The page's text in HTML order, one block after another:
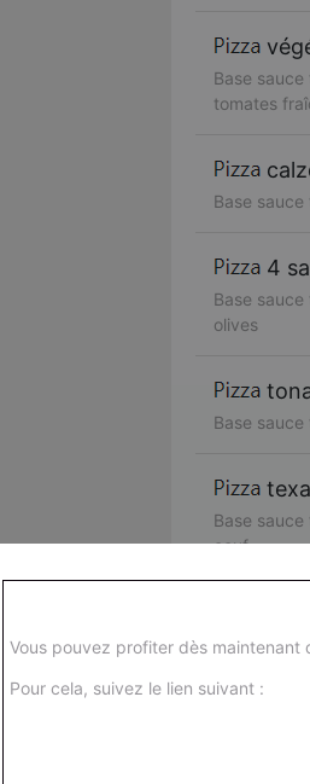
Base
tomates
Base
4
Base
olives
Base
Base
oeuf
Base sauce
Vous pouvez profiter dès maintenant
Pour cela, suivez le lien suivant :